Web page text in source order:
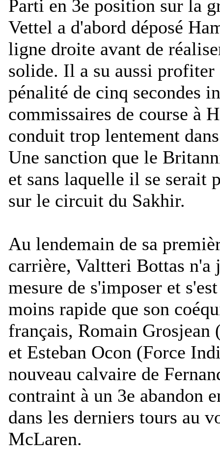
Parti en 3e position sur la
Vettel a d'abord déposé
ligne droite avant de
solide. Il a su aussi profiter
pénalité de cinq secondes
commissaires de course à
conduit trop lentement
Une sanction que le
et sans laquelle il se serait
sur le circuit du Sakhir.
Au lendemain de sa
carrière, Valtteri Bottas n'a
mesure de s'imposer et
moins rapide que son
français, Romain Grosjean
et Esteban Ocon (Force
nouveau calvaire de
contraint à un 3e abandon
dans les derniers tours au
McLaren.